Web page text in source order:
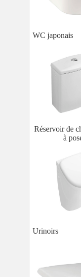
WC japonais
Réservoir de
à
Urinoirs